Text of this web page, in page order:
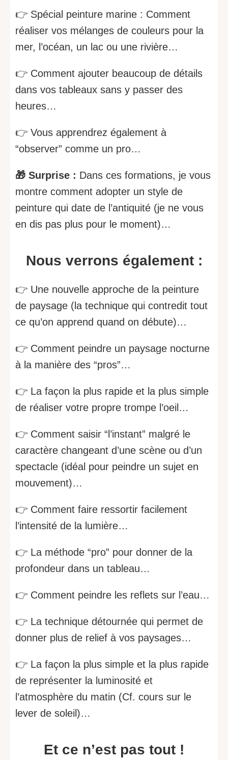
👉 Spécial peinture marine : Comment
réaliser vos mélanges de couleurs pour la
mer, l’océan, un lac ou une rivière…
👉 Comment ajouter beaucoup de détails
dans vos tableaux sans y passer des
heures…
👉 Vous apprendrez également à
“observer” comme un pro…
🎁 Surprise : Dans ces formations, je vous
montre comment adopter un style de
peinture qui date de l’antiquité (je ne vous
en dis pas plus pour le moment)…
Nous verrons également :
👉 Une nouvelle approche de la peinture
de paysage (la technique qui contredit tout
ce qu’on apprend quand on débute)…
👉 Comment peindre un paysage nocturne
à la manière des “pros”…
👉 La façon la plus rapide et la plus simple
de réaliser votre propre trompe l’oeil…
👉 Comment saisir “l’instant” malgré le
caractère changeant d’une scène ou d’un
spectacle (idéal pour peindre un sujet en
mouvement)…
👉 Comment faire ressortir facilement
l’intensité de la lumière…
👉 La méthode “pro” pour donner de la
profondeur dans un tableau…
👉 Comment peindre les reflets sur l’eau…
👉 La technique détournée qui permet de
donner plus de relief à vos paysages…
👉 La façon la plus simple et la plus rapide
de représenter la luminosité et
l’atmosphère du matin (Cf. cours sur le
lever de soleil)…
Et ce n’est pas tout !